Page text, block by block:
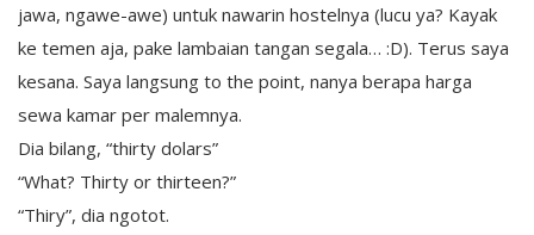
jawa, ngawe-awe) untuk nawarin hostelnya (lucu ya? Kayak
ke temen aja, pake lambaian tangan segala… :D). Terus saya
kesana. Saya langsung to the point, nanya berapa harga
sewa kamar per malemnya.
Dia bilang, “thirty dolars”
“What? Thirty or thirteen?”
“Thiry”, dia ngotot.